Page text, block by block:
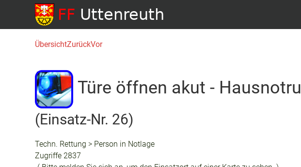
ÜbersichtZurückVor
Türe öffnen akut -
(Einsatz-Nr. 26)
Techn. Rettung > Person in Notlage
Zugriffe 2837